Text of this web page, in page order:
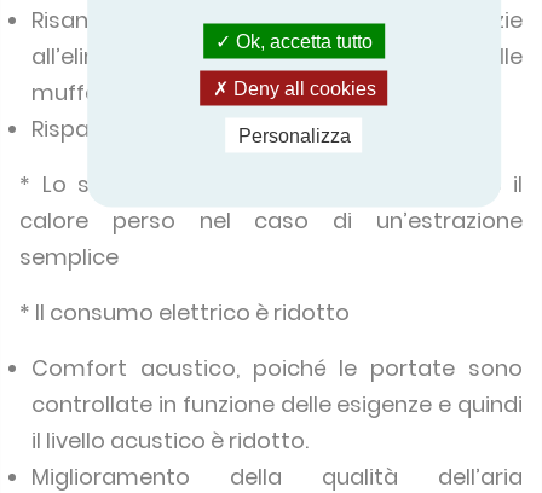
Risanamento dei locali umidi grazie
all’eliminazione dei problemi causati dalle
muffe
Risparmio energetico:
* Lo scambiatore permette di recuperare il
calore perso nel caso di un’estrazione
semplice
* Il consumo elettrico è ridotto
Comfort acustico, poiché le portate sono
controllate in funzione delle esigenze e quindi
il livello acustico è ridotto.
Miglioramento della qualità dell’aria
Ok, accetta tutto
Deny all cookies
Personalizza